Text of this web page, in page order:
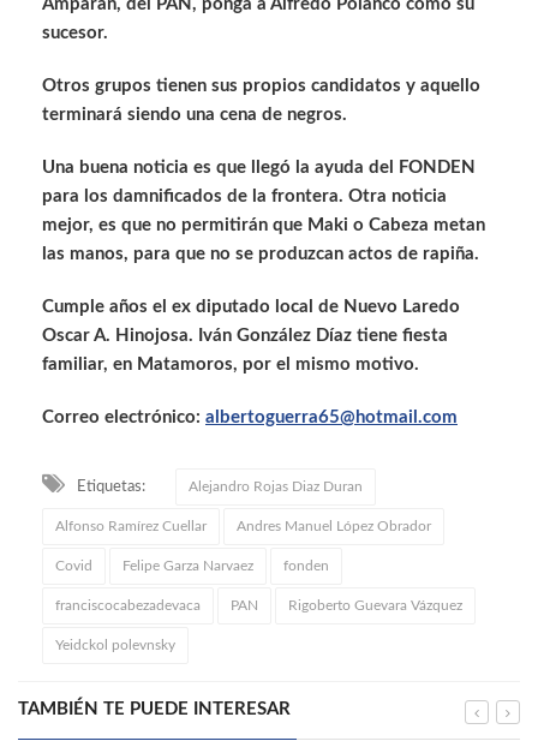
Amparan, del PAN, ponga a Alfredo Polanco como su
sucesor.
Otros grupos tienen sus propios candidatos y aquello
terminará siendo una cena de negros.
Una buena noticia es que llegó la ayuda del FONDEN
para los damnificados de la frontera. Otra noticia
mejor, es que no permitirán que Maki o Cabeza metan
las manos, para que no se produzcan actos de rapiña.
Cumple años el ex diputado local de Nuevo Laredo
Oscar A. Hinojosa. Iván González Díaz tiene fiesta
familiar, en Matamoros, por el mismo motivo.
Correo electrónico: albertoguerra65@hotmail.com
Etiquetas: Alejandro Rojas Diaz Duran
Alfonso Ramírez Cuellar Andres Manuel López Obrador
Covid Felipe Garza Narvaez fonden
franciscocabezadevaca PAN Rigoberto Guevara Vázquez
Yeidckol polevnsky
TAMBIÉN TE PUEDE INTERESAR